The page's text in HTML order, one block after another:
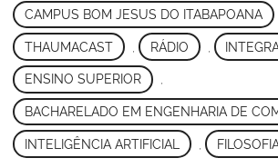
CAMPUS BOM JESUS DO ITABAPOANA
THAUMACAST RÁDIO
ENSINO SUPERIOR ,
BACHARELADO EM ENGENHARIA DE
INTELIGÊNCIA ARTIFICIAL